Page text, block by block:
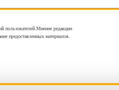
пользователей.Мнение редакции
предоставленных материалов.